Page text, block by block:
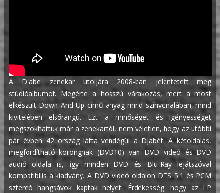
A Djabe zenekar utoljára 2008-ban jelentetett meg
stúdióalbumot. Megérte a hosszú várakozás, mert a most
elkészült Down And Up című anyag mind színvonalában, mind
kivitelében elsőrangú. Ezt a minőséget és igényességet
megszokhattuk már a zenekartól, nem véletlen, hogy az utóbbi
pár évben 42 ország látta vendégül a Djabét.A kétoldalas,
megfordítható korongnak (DVD10) van DVD videó és DVD
audió oldala is, így minden DVD és Blu-Ray lejátszóval
kompatibilis a kiadvány. A DVD videó oldalon DTS 5.1 és PCM
sztereó hangsávok kaptak helyet. Érdekesség, hogy az LP